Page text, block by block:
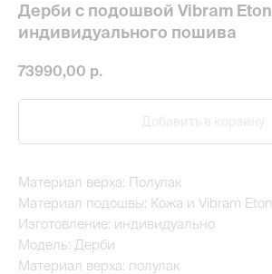
Дерби с подошвой Vibram Eton
индивидуального пошива
73990,00 р.
Добавить в корзину
Материал верха: Полулак
Материал подошвы: Кожа и Vibram Eton
Изготовление: индивидуально
Модель: Дерби
Материал верха: полулак